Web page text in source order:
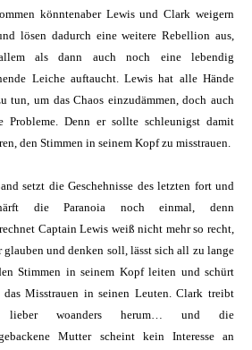
könntenaber Lewis und Clark weigern
lösen dadurch eine weitere Rebellion aus,
als dann auch noch eine lebendig
Leiche auftaucht. Lewis hat alle Hände
tun, um das Chaos einzudämmen, doch auch
Probleme. Denn er sollte schleunigst damit
den Stimmen in seinem Kopf zu misstrauen.
setzt die Geschehnisse des letzten fort und
die Paranoia noch einmal, denn
Captain Lewis weiß nicht mehr so recht,
glauben und denken soll, lässt sich all zu lange
Stimmen in seinem Kopf leiten und schürt
das Misstrauen in seinen Leuten. Clark treibt
lieber woanders herum… und die
Mutter scheint kein Interesse an